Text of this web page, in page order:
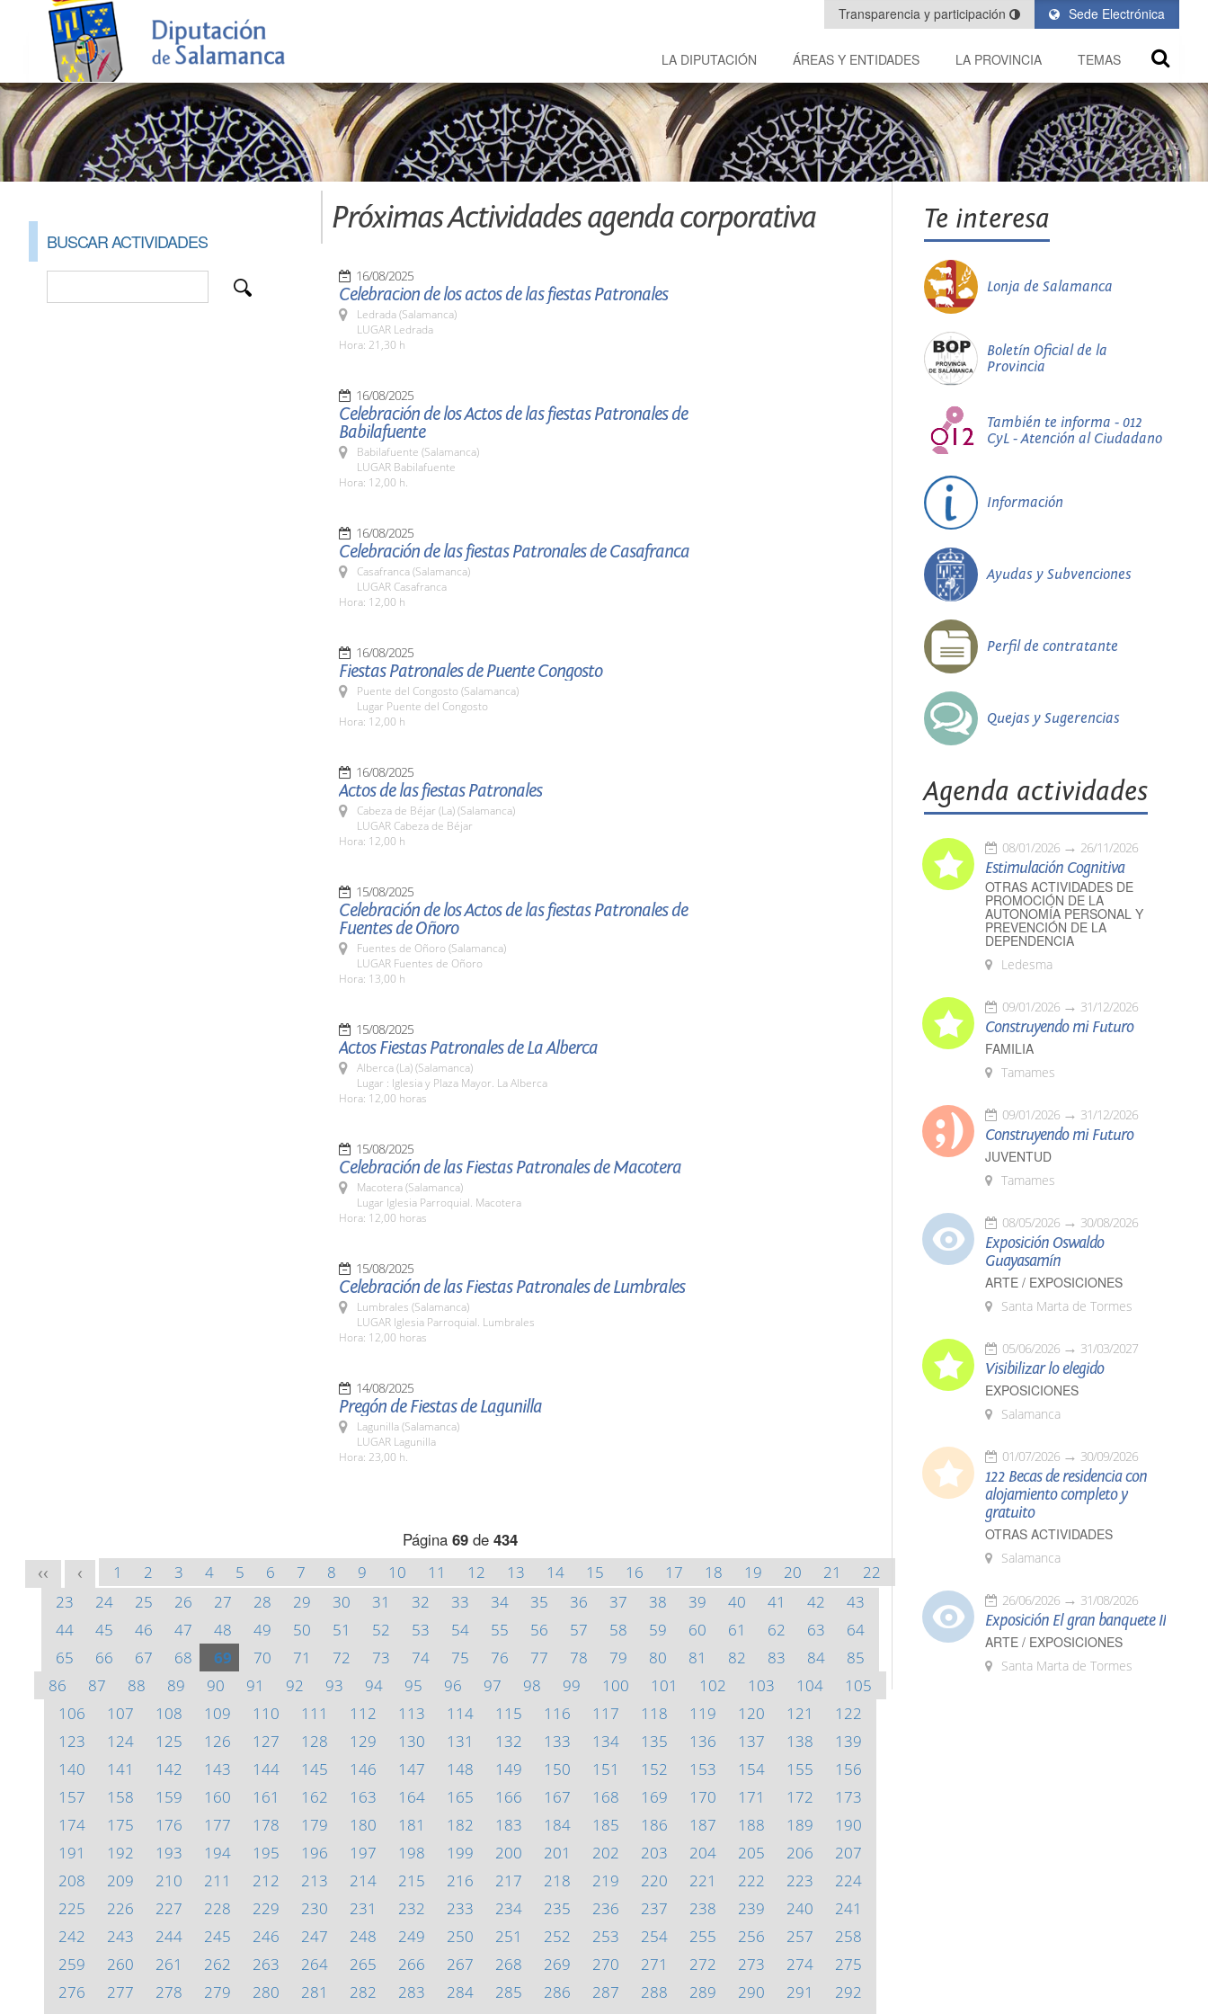
Sede Electrónica
Transparencia y participación
LA DIPUTACIÓN ÁREAS Y ENTIDADES LA PROVINCIA TEMAS
BUSCAR ACTIVIDADES
Próximas Actividades agenda corporativa
16/08/2025
Celebracion de los actos de las fiestas Patronales
Ledrada (Salamanca)
LUGAR Ledrada
Hora: 21,30 h
16/08/2025
Celebración de los Actos de las fiestas Patronales de
Babilafuente
Babilafuente (Salamanca)
LUGAR Babilafuente
Hora: 12,00 h.
16/08/2025
Celebración de las fiestas Patronales de Casafranca
Casafranca (Salamanca)
LUGAR Casafranca
Hora: 12,00 h
16/08/2025
Fiestas Patronales de Puente Congosto
Puente del Congosto (Salamanca)
Lugar Puente del Congosto
Hora: 12,00 h
16/08/2025
Actos de las fiestas Patronales
Cabeza de Béjar (La) (Salamanca)
LUGAR Cabeza de Béjar
Hora: 12,00 h
15/08/2025
Celebración de los Actos de las fiestas Patronales de
Fuentes de Oñoro
Fuentes de Oñoro (Salamanca)
LUGAR Fuentes de Oñoro
Hora: 13,00 h
15/08/2025
Actos Fiestas Patronales de La Alberca
Alberca (La) (Salamanca)
Lugar : Iglesia y Plaza Mayor. La Alberca
Hora: 12,00 horas
15/08/2025
Celebración de las Fiestas Patronales de Macotera
Macotera (Salamanca)
Lugar Iglesia Parroquial. Macotera
Hora: 12,00 horas
15/08/2025
Celebración de las Fiestas Patronales de Lumbrales
Lumbrales (Salamanca)
LUGAR Iglesia Parroquial. Lumbrales
Hora: 12,00 horas
14/08/2025
Pregón de Fiestas de Lagunilla
Lagunilla (Salamanca)
LUGAR Lagunilla
Hora: 23,00 h.
Página 69 de 434
<< < 1 2 3 4 5 6 7 8 9 10 11 12 13 14 15 16 17 18 19 20 21
22
23
24 25 26 27 28 29 30 31 32 33 34 35 36 37 38 39 40 41 42
43
44
45 46 47 48 49 50 51 52 53 54 55 56 57 58 59 60 61 62 63
64
65
66 67 68 69 70 71 72 73 74 75 76 77 78 79 80 81 82 83 84
85
86
87 88 89 90 91 92 93 94 95 96 97 98 99 100 101 102 103 104
105
106
107 108 109 110 111 112 113 114 115 116 117 118 119 120 121
122
123
124 125 126 127 128 129 130 131 132 133 134 135 136 137 138
139
140
141 142 143 144 145 146 147 148 149 150 151 152 153 154 155
156
157
158 159 160 161 162 163 164 165 166 167 168 169 170 171 172
173
174
175 176 177 178 179 180 181 182 183 184 185 186 187 188 189
190
191
192 193 194 195 196 197 198 199 200 201 202 203 204 205 206
207
208
209 210 211 212 213 214 215 216 217 218 219 220 221 222 223
224
225
226 227 228 229 230 231 232 233 234 235 236 237 238 239 240
241
242
243 244 245 246 247 248 249 250 251 252 253 254 255 256 257
258
259
260 261 262 263 264 265 266 267 268 269 270 271 272 273 274
275
276
277 278 279 280 281 282 283 284 285 286 287 288 289 290 291
292
Te interesa
Lonja de Salamanca
Boletín Oficial de la
Provincia
También te informa - 012
CyL - Atención al Ciudadano
Información
Ayudas y Subvenciones
Perfil de contratante
Quejas y Sugerencias
Agenda actividades
08/01/2026 26/11/2026
Estimulación Cognitiva
OTRAS ACTIVIDADES DE
PROMOCIÓN DE LA
AUTONOMÍA PERSONAL Y
PREVENCIÓN DE LA
DEPENDENCIA
Ledesma
09/01/2026 31/12/2026
Construyendo mi Futuro
FAMILIA
Tamames
09/01/2026 31/12/2026
Construyendo mi Futuro
JUVENTUD
Tamames
08/05/2026 30/08/2026
Exposición Oswaldo
Guayasamín
ARTE / EXPOSICIONES
Santa Marta de Tormes
05/06/2026 31/03/2027
Visibilizar lo elegido
EXPOSICIONES
Salamanca
01/07/2026 30/09/2026
122 Becas de residencia con
alojamiento completo y
gratuito
OTRAS ACTIVIDADES
Salamanca
26/06/2026 31/08/2026
Exposición El gran banquete II
ARTE / EXPOSICIONES
Santa Marta de Tormes